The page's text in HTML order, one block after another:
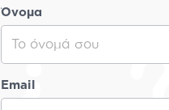
Όνομα
Email